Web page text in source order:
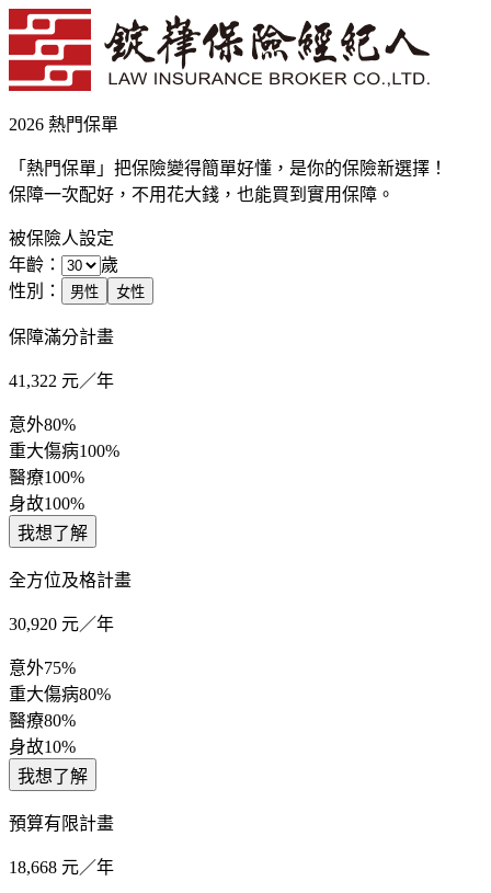
2026 熱門保單
「熱門保單」把保險變得簡單好懂，是你的保險新選擇！
保障一次配好，不用花大錢，也能買到實用保障。
被保險人設定
年齡：
歲
性別：
男性 女性
保障滿分計畫
41,322 元／年
意外80%
重大傷病100%
醫療100%
身故100%
我想了解
全方位及格計畫
30,920 元／年
意外75%
重大傷病80%
醫療80%
身故10%
我想了解
預算有限計畫
18,668 元／年